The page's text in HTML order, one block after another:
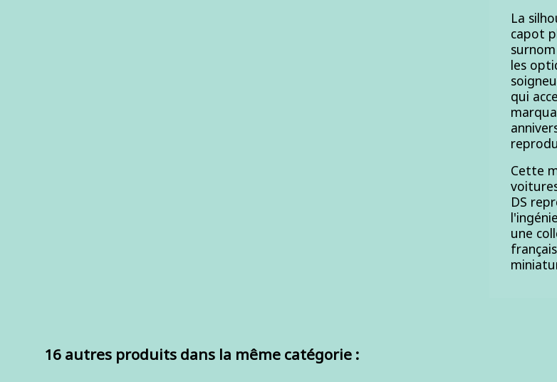
La
capot
les
qui
Cette
DS
une
16 autres produits dans la même catégorie :